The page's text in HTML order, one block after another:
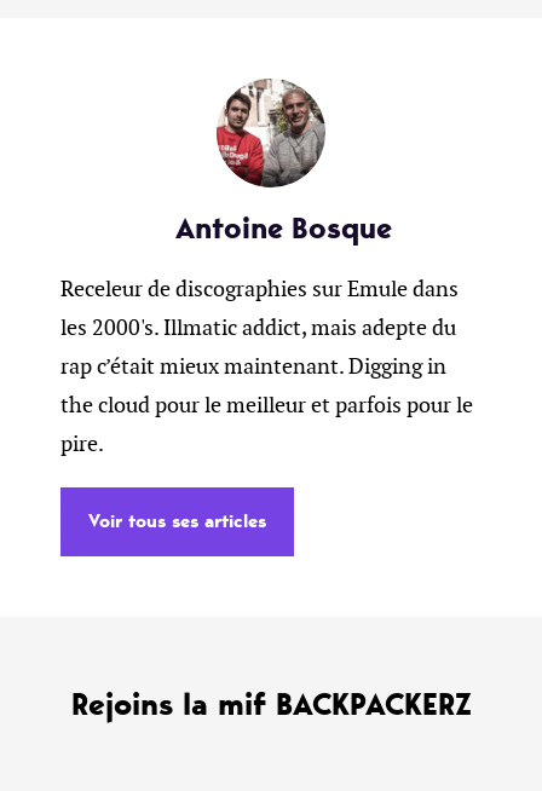
Antoine Bosque
Receleur de discographies sur Emule dans
les 2000's. Illmatic addict, mais adepte du
rap c’était mieux maintenant. Digging in
the cloud pour le meilleur et parfois pour le
pire.
Voir tous ses articles
Rejoins la mif BACKPACKERZ